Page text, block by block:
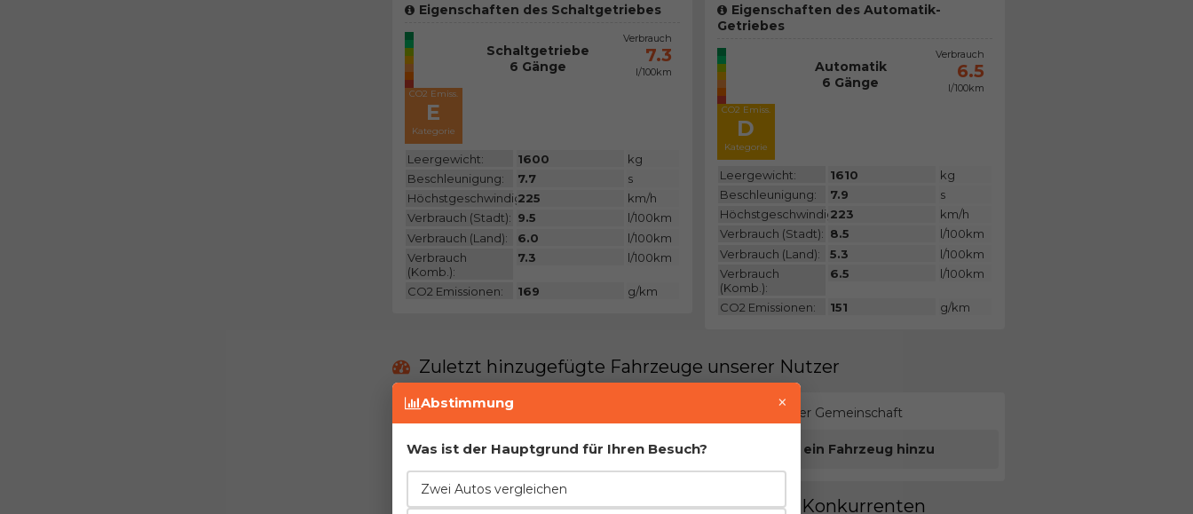
Eigenschaften des Schaltgetriebes
CO2 Emiss.
E
Kategorie
Schaltgetriebe
6 Gänge
Verbrauch
7.3
l/100km
Leergewicht: 1600
kg
Beschleunigung:
7.7
s
Höchstgeschwindigkeit:
225
km/h
Verbrauch (Stadt): 9.5
l/100km
Verbrauch (Land):
6.0
l/100km
Verbrauch
(Komb.):
7.3 l/100km
CO2 Emissionen: 169 g/km
Eigenschaften des Automatik-
Getriebes
CO2 Emiss.
D
Kategorie
Automatik
6 Gänge
Verbrauch
6.5
l/100km
Leergewicht: 1610
kg
Beschleunigung:
7.9
s
Höchstgeschwindigkeit:
223
km/h
Verbrauch (Stadt): 8.5
l/100km
Verbrauch (Land):
5.3
l/100km
Verbrauch
(Komb.):
6.5 l/100km
CO2 Emissionen: 151 g/km
Zuletzt hinzugefügte Fahrzeuge unserer Nutzer
Derzeit gibt es keine solchen Fahrzeuge in unserer Gemeinschaft
Treten Sie der Gemeinschaft bei und fügen Sie ein Fahrzeug hinzu
Vor- und Nachteile im Vergleich zur direkten Konkurrenten
Abstimmung ×
Was ist der Hauptgrund für Ihren Besuch?
Zwei Autos vergleichen